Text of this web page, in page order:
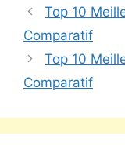
Top 10
Comparatif
Top 10
Comparatif